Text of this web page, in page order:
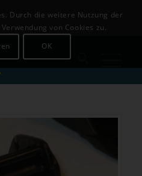
441679
Durch die weitere Nutzung der
von Cookies zu.
OK